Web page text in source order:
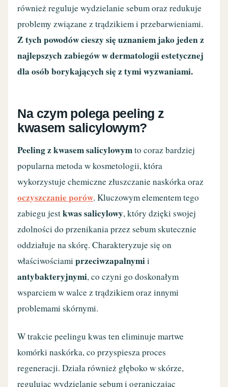
również reguluje wydzielanie sebum oraz redukuje
problemy związane z trądzikiem i przebarwieniami.
Z tych powodów cieszy się uznaniem jako jeden z
najlepszych zabiegów w dermatologii estetycznej
dla osób borykających się z tymi wyzwaniami.
Na czym polega peeling z
kwasem salicylowym?
Peeling z kwasem salicylowymto coraz bardziej
popularna metoda w kosmetologii, która
wykorzystuje chemiczne złuszczanie naskórka oraz
oczyszczanie porów. Kluczowym elementem tego
zabiegu jestkwas salicylowy, który dzięki swojej
zdolności do przenikania przez sebum skutecznie
oddziałuje na skórę. Charakteryzuje się on
właściwościamiprzeciwzapalnymii
antybakteryjnymi, co czyni go doskonałym
wsparciem w walce z trądzikiem oraz innymi
problemami skórnymi.
W trakcie peelingu kwas ten eliminuje martwe
komórki naskórka, co przyspiesza proces
regeneracji. Działa również głęboko w skórze,
regulując wydzielanie sebum i ograniczając